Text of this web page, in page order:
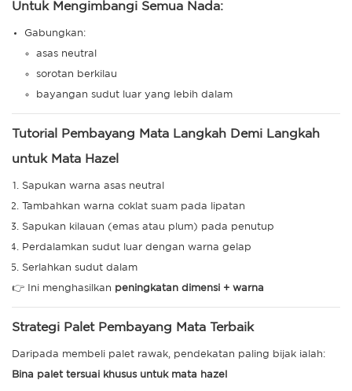
Untuk Mengimbangi Semua Nada:
Gabungkan:
asas neutral
sorotan berkilau
bayangan sudut luar yang lebih dalam
Tutorial Pembayang Mata Langkah Demi Langkah
untuk Mata Hazel
Sapukan warna asas neutral
Tambahkan warna coklat suam pada lipatan
Sapukan kilauan (emas atau plum) pada penutup
Perdalamkan sudut luar dengan warna gelap
Serlahkan sudut dalam
👉 Ini menghasilkan peningkatan dimensi + warna
Strategi Palet Pembayang Mata Terbaik
Daripada membeli palet rawak, pendekatan paling bijak ialah:
Bina palet tersuai khusus untuk mata hazel